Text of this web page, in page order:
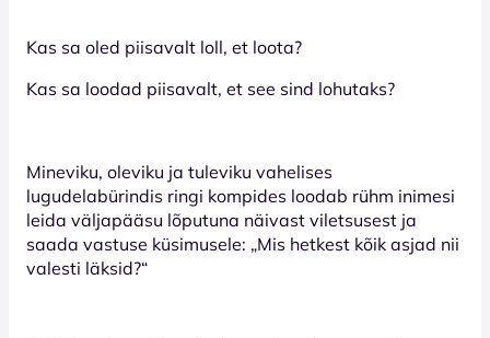
Kas sa oled piisavalt loll, et loota?
Kas sa loodad piisavalt, et see sind lohutaks?
Mineviku, oleviku ja tuleviku vahelises
lugudelabürindis ringi kompides loodab rühm inimesi
leida väljapääsu lõputuna näivast viletsusest ja
saada vastuse küsimusele: „Mis hetkest kõik asjad nii
valesti läksid?“